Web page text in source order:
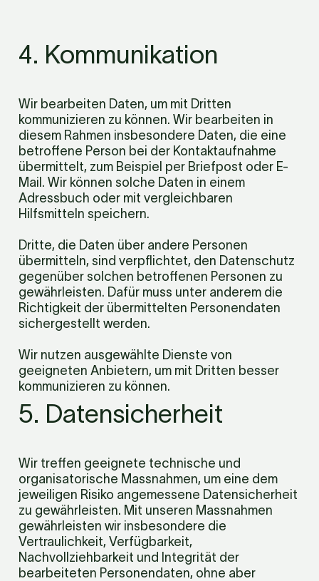
4. Kommunikation
Wir bearbeiten Daten, um mit Dritten
kommunizieren zu können. Wir bearbeiten in
diesem Rahmen insbesondere Daten, die eine
betroffene Person bei der Kontaktaufnahme
übermittelt, zum Beispiel per Briefpost oder E-
Mail. Wir können solche Daten in einem
Adressbuch oder mit vergleichbaren
Hilfsmitteln speichern.
Dritte, die Daten über andere Personen
übermitteln, sind verpflichtet, den Datenschutz
gegenüber solchen betroffenen Personen zu
gewährleisten. Dafür muss unter anderem die
Richtigkeit der übermittelten Personendaten
sichergestellt werden.
Wir nutzen ausgewählte Dienste von
geeigneten Anbietern, um mit Dritten besser
kommunizieren zu können.
5. Datensicherheit
Wir treffen geeignete technische und
organisatorische Massnahmen, um eine dem
jeweiligen Risiko angemessene Datensicherheit
zu gewährleisten. Mit unseren Massnahmen
gewährleisten wir insbesondere die
Vertraulichkeit, Verfügbarkeit,
Nachvollziehbarkeit und Integrität der
bearbeiteten Personendaten, ohne aber